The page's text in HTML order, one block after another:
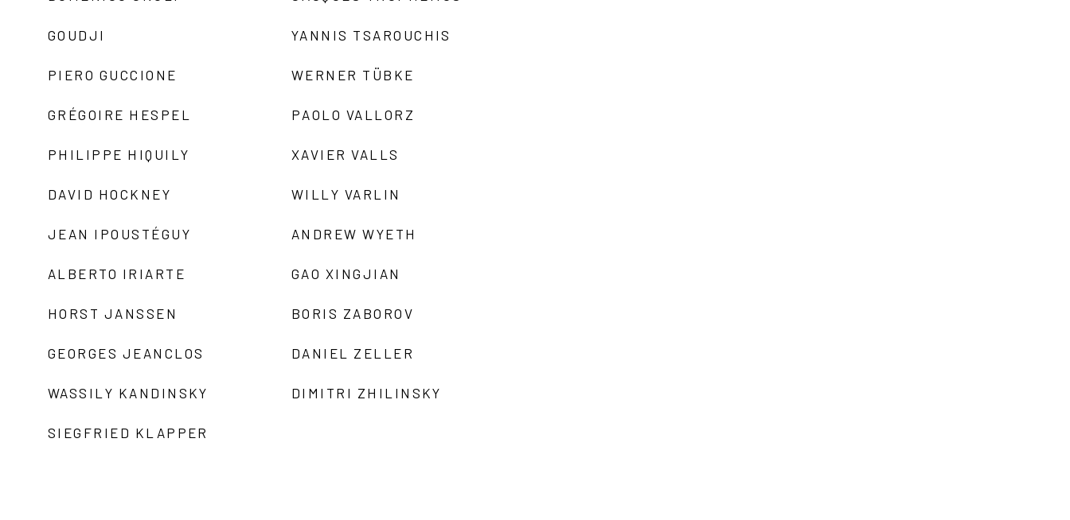
GOUDJI
PIERO GUCCIONE
GRÉGOIRE HESPEL
PHILIPPE HIQUILY
DAVID HOCKNEY
JEAN IPOUSTÉGUY
ALBERTO IRIARTE
HORST JANSSEN
GEORGES JEANCLOS
WASSILY KANDINSKY
SIEGFRIED KLAPPER
YANNIS TSAROUCHIS
WERNER TÜBKE
PAOLO VALLORZ
XAVIER VALLS
WILLY VARLIN
ANDREW WYETH
GAO XINGJIAN
BORIS ZABOROV
DANIEL ZELLER
DIMITRI ZHILINSKY